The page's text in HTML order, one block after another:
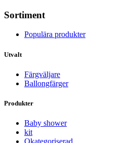
Sortiment
Populära produkter
Utvalt
Färgväljare
Ballongfärger
Produkter
Baby shower
kit